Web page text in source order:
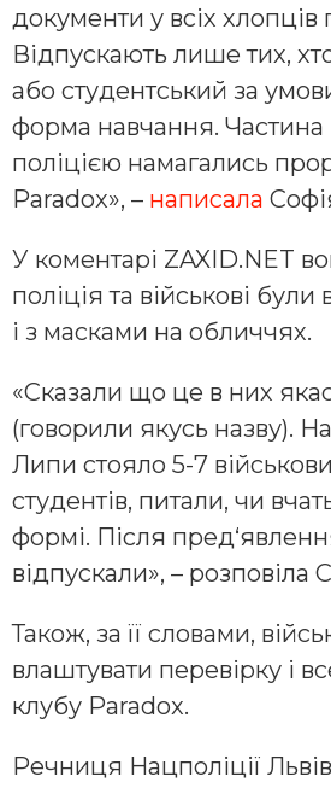
документи у всіх хлопців
Відпускають лише тих,
або студентський за
форма навчання. Частина
поліцією намагались
Paradox», – написала
У коментарі ZAXID.NET
поліція та військові
і з масками на обличчях.
«Сказали що це в них
(говорили якусь назву).
Липи стояло 5-7
студентів, питали, чи
формі. Після
відпускали», – розповіла
Також, за її словами,
влаштувати перевірку і
клубу Paradox.
Речниця Нацполіції